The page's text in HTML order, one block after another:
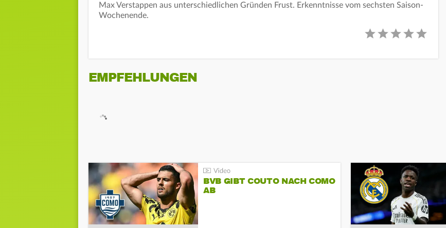
Max Verstappen aus unterschiedlichen Gründen Frust. Erkenntnisse vom sechsten Saison-
Wochenende.
EMPFEHLUNGEN
BVB GIBT COUTO NACH COMO
AB